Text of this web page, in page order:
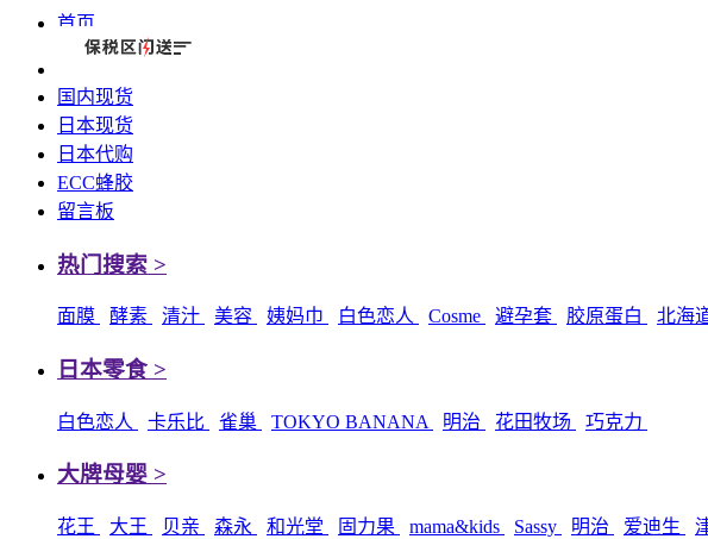
首页
国内现货
日本现货
日本代购
ECC蜂胶
留言板
热门搜索 >
面膜 酵素 清汁 美容 姨妈巾 白色恋人 Cosme 避孕套 胶原蛋白 北海
日本零食 >
白色恋人 卡乐比 雀巢 TOKYO BANANA 明治 花田牧场 巧克力
大牌母婴 >
花王 大王 贝亲 森永 和光堂 固力果 mama&kids Sassy 明治 爱迪生